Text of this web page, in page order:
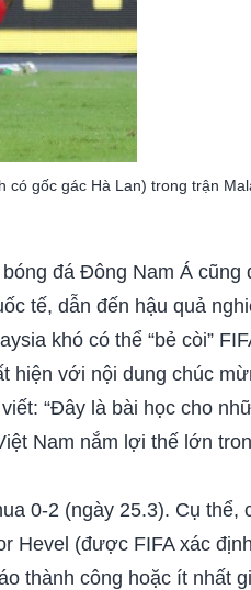
có gốc gác Hà Lan) trong trận
đá Đông Nam Á
tế, dẫn đến hậu quả
khó có thể “bẻ còi”
với nội dung chúc
“Đây là bài học cho
Nam nắm lợi thế lớn
0-2 (ngày 25.3). Cụ thể,
Hevel (được FIFA xác
thành công hoặc ít nhất